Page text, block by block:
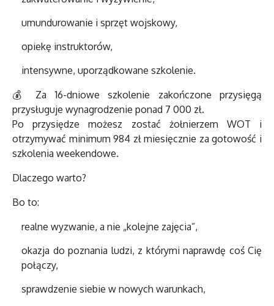
umundurowanie i sprzęt wojskowy,
opiekę instruktorów,
intensywne, uporządkowane szkolenie.
💰 Za 16-dniowe szkolenie zakończone przysięgą
przysługuje wynagrodzenie ponad 7 000 zł.
Po przysiędze możesz zostać żołnierzem WOT i
otrzymywać minimum 984 zł miesięcznie za gotowość i
szkolenia weekendowe.
Dlaczego warto?
Bo to:
realne wyzwanie, a nie „kolejne zajęcia”,
okazja do poznania ludzi, z którymi naprawdę coś Cię
połączy,
sprawdzenie siebie w nowych warunkach,